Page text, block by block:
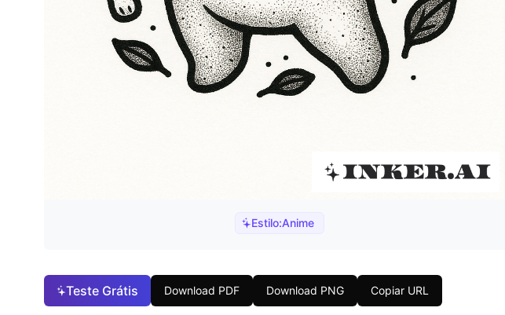
Estilo:Anime
Teste Grátis Download PDF Download PNG Copiar URL